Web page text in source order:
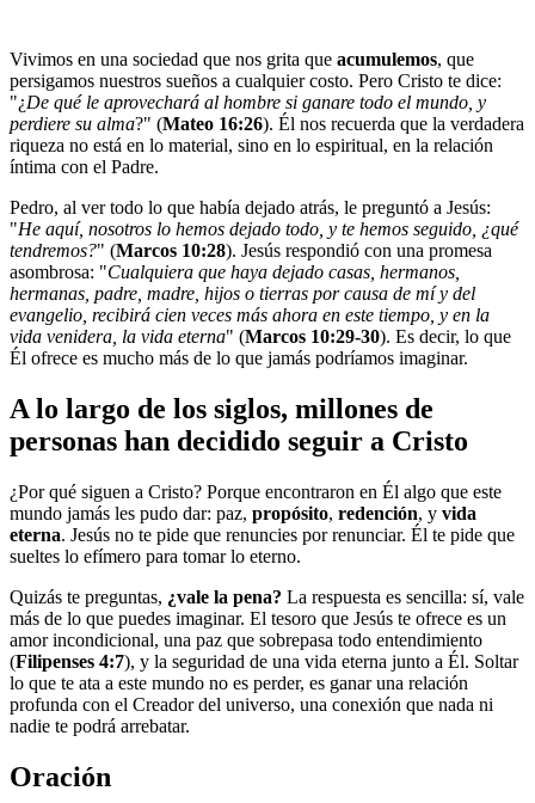
Vivimos en una sociedad que nos grita que acumulemos, que
persigamos nuestros sueños a cualquier costo. Pero Cristo te dice:
"¿De qué le aprovechará al hombre si ganare todo el mundo, y
perdiere su alma?" (Mateo 16:26). Él nos recuerda que la verdadera
riqueza no está en lo material, sino en lo espiritual, en la relación
íntima con el Padre.
Pedro, al ver todo lo que había dejado atrás, le preguntó a Jesús:
"He aquí, nosotros lo hemos dejado todo, y te hemos seguido, ¿qué
tendremos?" (Marcos 10:28). Jesús respondió con una promesa
asombrosa: "Cualquiera que haya dejado casas, hermanos,
hermanas, padre, madre, hijos o tierras por causa de mí y del
evangelio, recibirá cien veces más ahora en este tiempo, y en la
vida venidera, la vida eterna" (Marcos 10:29-30). Es decir, lo que
Él ofrece es mucho más de lo que jamás podríamos imaginar.
A lo largo de los siglos, millones de
personas han decidido seguir a Cristo
¿Por qué siguen a Cristo? Porque encontraron en Él algo que este
mundo jamás les pudo dar: paz, propósito, redención, y vida
eterna. Jesús no te pide que renuncies por renunciar. Él te pide que
sueltes lo efímero para tomar lo eterno.
Quizás te preguntas, ¿vale la pena? La respuesta es sencilla: sí, vale
más de lo que puedes imaginar. El tesoro que Jesús te ofrece es un
amor incondicional, una paz que sobrepasa todo entendimiento
(Filipenses 4:7), y la seguridad de una vida eterna junto a Él. Soltar
lo que te ata a este mundo no es perder, es ganar una relación
profunda con el Creador del universo, una conexión que nada ni
nadie te podrá arrebatar.
Oración